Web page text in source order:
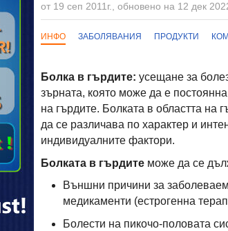
от 19 сеп 2011г., обновено на 12 дек
ИНФО ЗАБОЛЯВАНИЯ ПРОДУКТИ
Болка в гърдите: усещане за
зърната, която може да е
на гърдите. Болката в областта на
да се различава по характер и
индивидуалните фактори.
Болката в гърдите може да се
Външни причини за
медикаменти (естрогенна
Болести на пикочо-половата